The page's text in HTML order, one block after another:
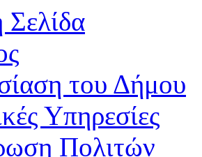
Σελίδα
του Δήμου
Υπηρεσίες
Πολιτών